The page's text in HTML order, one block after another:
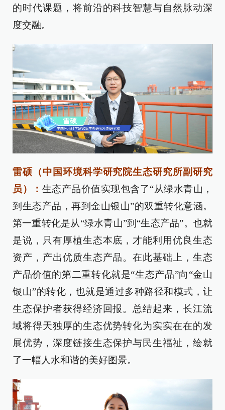
的时代课题，将前沿的科技智慧与自然脉动深
度交融。
雷硕（中国环境科学研究院生态研究所副研究
员）： 生态产品价值实现包含了“从绿水青山，
到生态产品，再到金山银山”的双重转化意涵。
第一重转化是从“绿水青山”到“生态产品”。也就
是说，只有厚植生态本底，才能利用优良生态
资产，产出优质生态产品。在此基础上，生态
产品价值的第二重转化就是“生态产品”向“金山
银山”的转化，也就是通过多种路径和模式，让
生态保护者获得经济回报。总结起来，长江流
域将得天独厚的生态优势转化为实实在在的发
展优势，深度链接生态保护与民生福祉，绘就
了一幅人水和谐的美好图景。